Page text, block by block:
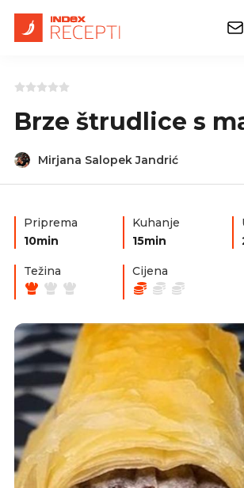
Brze štrudlice s
Mirjana Salopek Jandrić
Priprema
10min
Kuhanje
15min
Težina Cijena